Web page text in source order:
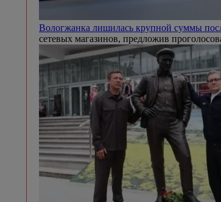
Вологжанка лишилась крупной суммы
сетевых магазинов, предложив